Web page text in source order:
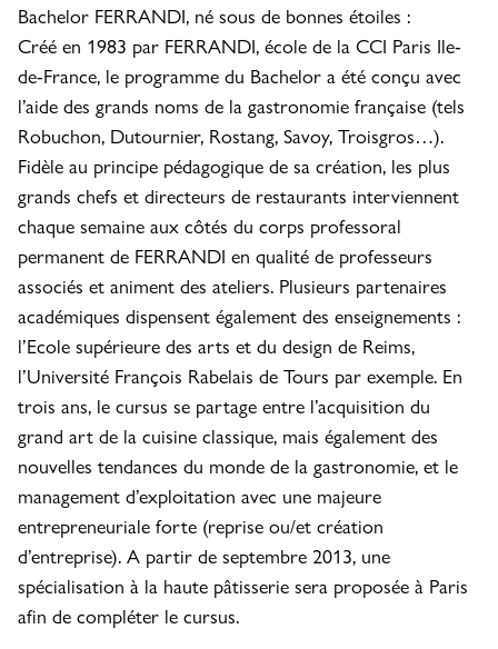
Bachelor FERRANDI, né sous de bonnes étoiles :
Créé en 1983 par FERRANDI, école de la CCI Paris Ile-
de-France, le programme du Bachelor a été conçu avec
l’aide des grands noms de la gastronomie française (tels
Robuchon, Dutournier, Rostang, Savoy, Troisgros…).
Fidèle au principe pédagogique de sa création, les plus
grands chefs et directeurs de restaurants interviennent
chaque semaine aux côtés du corps professoral
permanent de FERRANDI en qualité de professeurs
associés et animent des ateliers. Plusieurs partenaires
académiques dispensent également des enseignements :
l’Ecole supérieure des arts et du design de Reims,
l’Université François Rabelais de Tours par exemple. En
trois ans, le cursus se partage entre l’acquisition du
grand art de la cuisine classique, mais également des
nouvelles tendances du monde de la gastronomie, et le
management d’exploitation avec une majeure
entrepreneuriale forte (reprise ou/et création
d’entreprise). A partir de septembre 2013, une
spécialisation à la haute pâtisserie sera proposée à Paris
afin de compléter le cursus.